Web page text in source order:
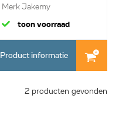
Merk Jakemy
Multifunctionel...
toon voorraad
Product informatie
2 producten gevonden